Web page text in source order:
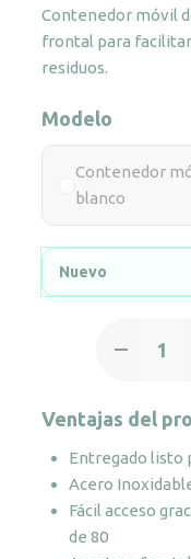
Contenedor móvil
frontal para facilitar
residuos.
Modelo
Contenedor
blanco
Nuevo
móvil
pedal
de
110L
en
metal
blanco
Ventajas del
Entregado listo
Acero
Fácil acceso
de 80